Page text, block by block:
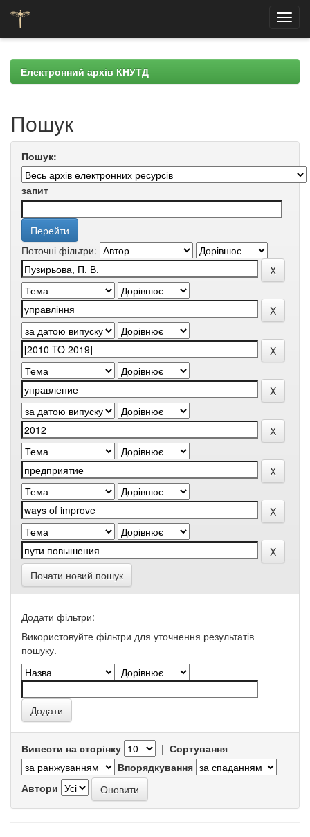
navigationЕлектронний архів КНУТД
Пошук
Пошук:
запит
Поточні фільтри:
Почати новий пошук
Додати фільтри:
Використовуйте фільтри для уточнення результатів
пошуку.
Вивести на сторінку | Сортування
Впорядкування
Автори